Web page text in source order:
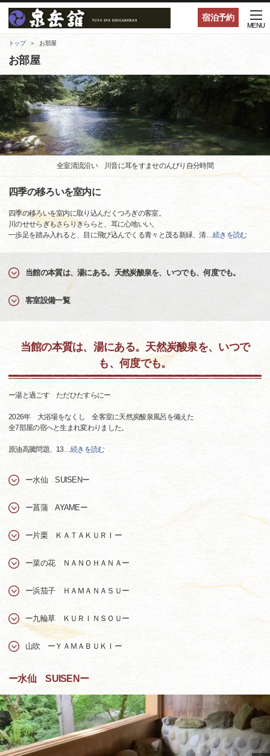
宿泊予約
MENU
トップ お部屋
お部屋
全室清流沿い 川音に耳をすませのんびり自分時間
四季の移ろいを室内に
四季の移ろいを室内に取り込んだくつろぎの客室。
川のせせらぎもさらりきららと、耳に心地いい。
一歩足を踏み入れると、目に飛び込んでくる青々と茂る新緑、清…続きを読む
当館の本質は、湯にある。天然炭酸泉を、いつでも、何度でも。
客室設備一覧
当館の本質は、湯にある。天然炭酸泉を、いつで
も、何度でも。
ー湯と過ごす ただひたすらにー
2026年 大浴場をなくし 全客室に天然炭酸泉風呂を備えた
全7部屋の宿へと生まれ変わりました。
原油高騰問題、13…続きを読む
ー水仙 SUISENー
ー菖蒲 AYAMEー
ー片栗 ＫＡＴＡＫＵＲＩー
ー菜の花 ＮＡＮＯＨＡＮＡー
ー浜茄子 ＨＡＭＡＮＡＳＵー
ー九輪草 ＫＵＲＩＮＳＯＵー
山吹 ーＹＡＭＡＢＵＫＩー
ー水仙 SUISENー